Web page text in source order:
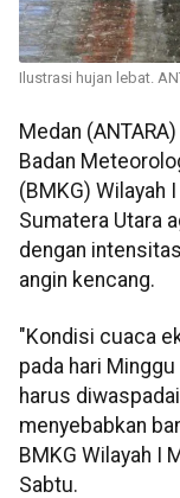
Ilustrasi hujan lebat.
Medan (ANTARA)
Badan
(BMKG) Wilayah
Sumatera Utara
dengan
angin kencang.
"Kondisi cuaca
pada hari
harus
menyebabkan
BMKG Wilayah I
Sabtu.